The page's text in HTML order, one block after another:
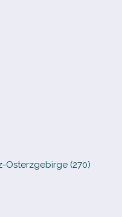
​Osterzgebirge (270)